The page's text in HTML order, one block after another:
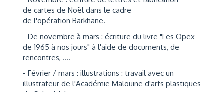
de cartes de Noël dans le cadre
de l'opération Barkhane.
- De novembre à mars : écriture du livre "Les Opex
de 1965 à nos jours" à l'aide de documents, de
rencontres, ....
- Février / mars : illustrations : travail avec un
illustrateur de l'Académie Malouine d'arts plastiques